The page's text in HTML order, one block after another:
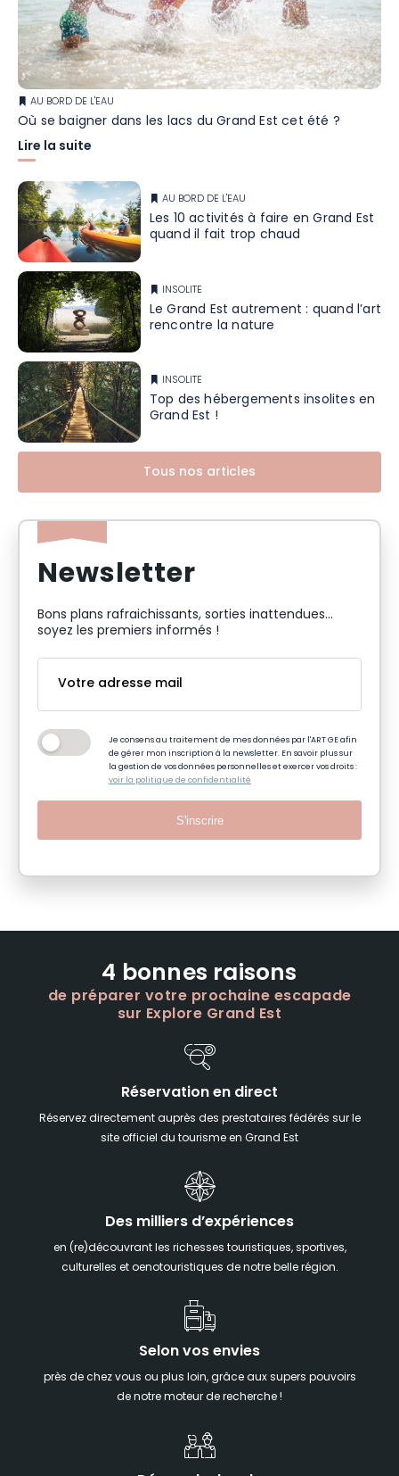
AU BORD DE L'EAU
Où se baigner dans les lacs du Grand Est cet été ?
Lire la suite
AU BORD DE L'EAU
Les 10 activités à faire en Grand Est
quand il fait trop chaud
INSOLITE
Le Grand Est autrement : quand l’art
rencontre la nature
INSOLITE
Top des hébergements insolites en
Grand Est !
Tous nos articles
Newsletter
Bons plans rafraichissants, sorties inattendues…
soyez les premiers informés !
Je consens au traitement de mes données par l'ART GE afin
de gérer mon inscription à la newsletter. En savoir plus sur
la gestion de vos données personnelles et exercer vos droits :
voir la politique de confidentialité
S'inscrire
4 bonnes raisons
de préparer votre prochaine escapade
sur Explore Grand Est
Réservation en direct
Réservez directement auprès des prestataires fédérés sur le
site officiel du tourisme en Grand Est
Des milliers d’expériences
en (re)découvrant les richesses touristiques, sportives,
culturelles et oenotouristiques de notre belle région.
Selon vos envies
près de chez vous ou plus loin, grâce aux supers pouvoirs
de notre moteur de recherche !